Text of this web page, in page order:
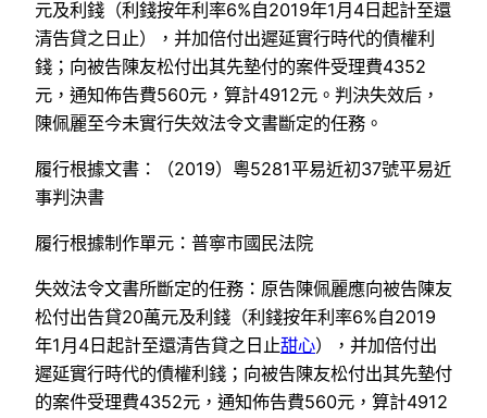
元及利錢（利錢按年利率6%自2019年1月4日起計至還
清告貸之日止），并加倍付出遲延實行時代的債權利
錢；向被告陳友松付出其先墊付的案件受理費4352
元，通知佈告費560元，算計4912元。判決失效后，
陳佩麗至今未實行失效法令文書斷定的任務。
履行根據文書：（2019）粵5281平易近初37號平易近
事判決書
履行根據制作單元：普寧市國民法院
失效法令文書所斷定的任務：原告陳佩麗應向被告陳友
松付出告貸20萬元及利錢（利錢按年利率6%自2019
年1月4日起計至還清告貸之日止甜心），并加倍付出
遲延實行時代的債權利錢；向被告陳友松付出其先墊付
的案件受理費4352元，通知佈告費560元，算計4912